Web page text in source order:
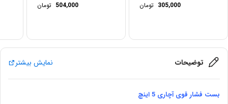
305,000 تومان 504,000 تومان
توضیحات نمایش بیشتر
بست فشار قوی آچاری 5 اینچ